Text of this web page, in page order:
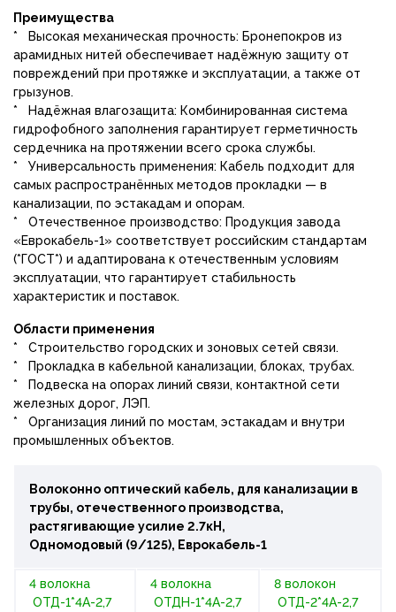
Преимущества
* Высокая механическая прочность: Бронепокров из
арамидных нитей обеспечивает надёжную защиту от
повреждений при протяжке и эксплуатации, а также от
грызунов.
* Надёжная влагозащита: Комбинированная система
гидрофобного заполнения гарантирует герметичность
сердечника на протяжении всего срока службы.
* Универсальность применения: Кабель подходит для
самых распространённых методов прокладки — в
канализации, по эстакадам и опорам.
* Отечественное производство: Продукция завода
«Еврокабель-1» соответствует российским стандартам
(*ГОСТ*) и адаптирована к отечественным условиям
эксплуатации, что гарантирует стабильность
характеристик и поставок.
Области применения
* Строительство городских и зоновых сетей связи.
* Прокладка в кабельной канализации, блоках, трубах.
* Подвеска на опорах линий связи, контактной сети
железных дорог, ЛЭП.
* Организация линий по мостам, эстакадам и внутри
промышленных объектов.
Волоконно оптический кабель, для канализации в
трубы, отечественного производства,
растягивающие усилие 2.7кН,
Одномодовый (9/125), Еврокабель-1
4 волокна
ОТД-1*4А-2,7
4 волокна
ОТДН-1*4А-2,7
8 волокон
ОТД-2*4А-2,7